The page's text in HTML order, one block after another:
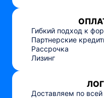
Гибкий подход к
Партнерские
Рассрочка
Лизинг
Доставляем по всей